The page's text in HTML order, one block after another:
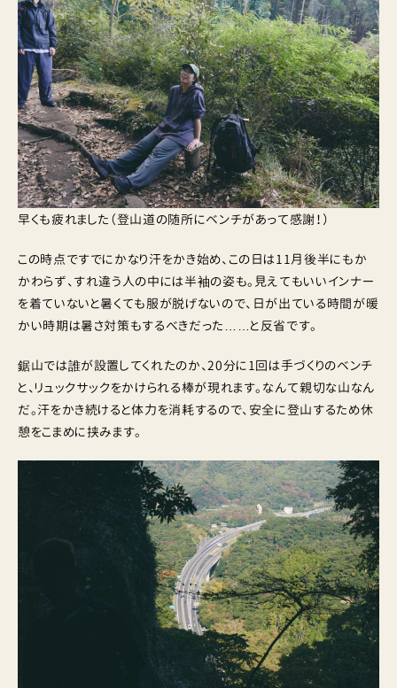
早くも疲れました（登山道の随所にベンチがあって感謝！）
この時点ですでにかなり汗をかき始め、この日は11月後半にもか
かわらず、すれ違う人の中には半袖の姿も。見えてもいいインナー
を着ていないと暑くても服が脱げないので、日が出ている時間が暖
かい時期は暑さ対策もするべきだった……と反省です。
鋸山では誰が設置してくれたのか、20分に1回は手づくりのベンチ
と、リュックサックをかけられる棒が現れます。なんて親切な山なん
だ。汗をかき続けると体力を消耗するので、安全に登山するため休
憩をこまめに挟みます。